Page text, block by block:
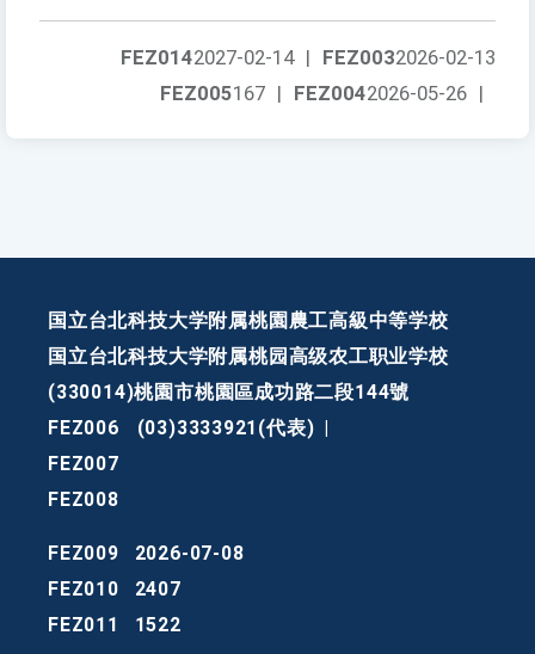
FEZ0032026-02-13
FEZ0142027-02-14 |
FEZ0042026-05-26 |
FEZ005167 |
国立台北科技大学附属桃園農工高級中等学校
国立台北科技大学附属桃园高级农工职业学校
(330014)桃園市桃園區成功路二段144號
FEZ006
(03)3333921(代表)
FEZ007
FEZ008
FEZ009
2026-07-08
FEZ010
2407
FEZ011
1522